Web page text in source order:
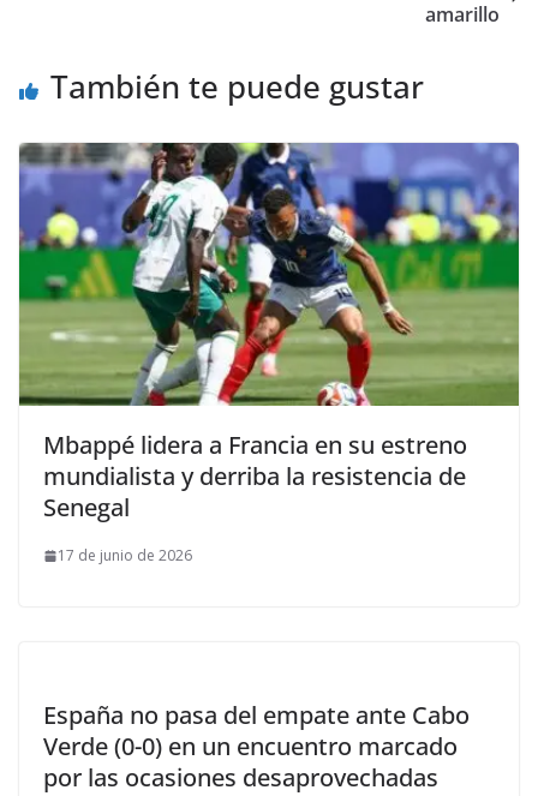
amarillo
También te puede gustar
Mbappé lidera a Francia en su estreno
mundialista y derriba la resistencia de
Senegal
17 de junio de 2026
España no pasa del empate ante Cabo
Verde (0-0) en un encuentro marcado
por las ocasiones desaprovechadas